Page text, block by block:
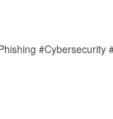
#Cybersecurity